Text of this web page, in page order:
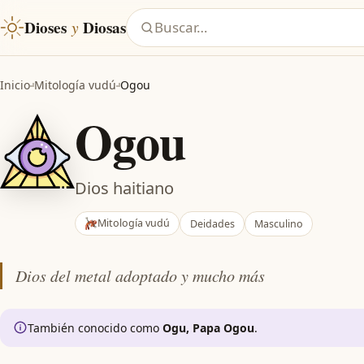
Dioses y Diosas Buscar un dios, una diosa o una
Inicio Mitología vudú Ogou
Ogou
Dios haitiano
Mitología vudú Deidades Masculino
Dios del metal adoptado y mucho más
También conocido como Ogu, Papa Ogou.